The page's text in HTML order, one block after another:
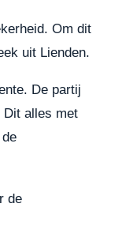
Om dit
uit Lienden.
De partij
Dit alles met
de